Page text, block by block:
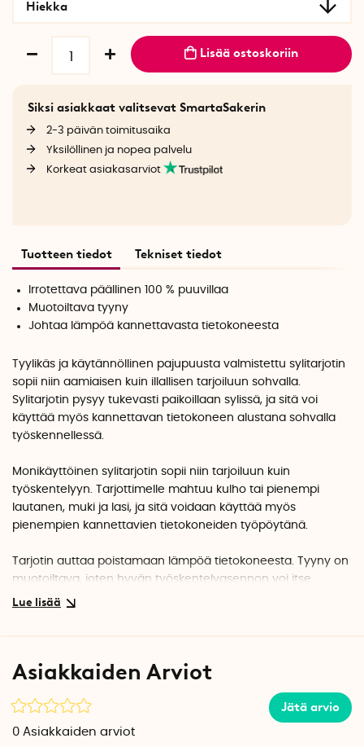
Hiekka
Lisää ostoskoriin
Siksi asiakkaat valitsevat SmartaSakerin
2-3 päivän toimitusaika
Yksilöllinen ja nopea palvelu
Korkeat asiakasarviot
Tuotteen tiedot Tekniset tiedot
Irrotettava päällinen 100 % puuvillaa
Muotoiltava tyyny
Johtaa lämpöä kannettavasta tietokoneesta
Tyylikäs ja käytännöllinen pajupuusta valmistettu sylitarjotin
sopii niin aamiaisen kuin illallisen tarjoiluun sohvalla.
Sylitarjotin pysyy tukevasti paikoillaan sylissä, ja sitä voi
käyttää myös kannettavan tietokoneen alustana sohvalla
työskennellessä.
Monikäyttöinen sylitarjotin sopii niin tarjoiluun kuin
työskentelyyn. Tarjottimelle mahtuu kulho tai pienempi
lautanen, muki ja lasi, ja sitä voidaan käyttää myös
pienempien kannettavien tietokoneiden työpöytänä.
Tarjotin auttaa poistamaan lämpöä tietokoneesta. Tyyny on
muotoiltava, joten hyvän työskentelyasennon voi itse
määritellä. Lapset voivat käyttää sylitarjotinta alustana, kun
oliivinväriset tarjottimet on lakattu. Valkoinen tarjotin on
puuvillaa ja se voidaan pestä 30°C:ssa.
Asiakkaiden Arviot
Jätä arvio
0 Asiakkaiden arviot